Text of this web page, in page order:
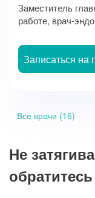
Заместитель
работе, врач-
Записаться на
Все врачи (16)
Не